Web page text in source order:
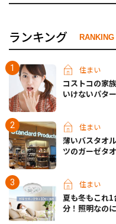
ランキング RANKING
住まい
コストコの家
いけないパタ
住まい
薄いバスタオ
ツのガーゼタ
住まい
夏も冬もこれ
分！照明なの